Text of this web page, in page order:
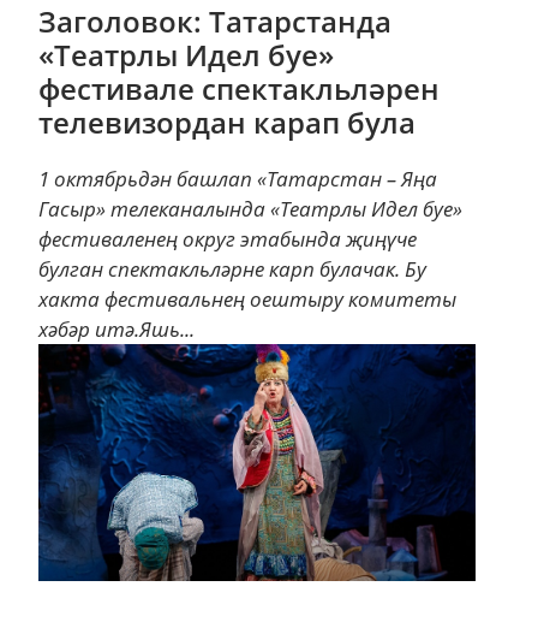
Заголовок: Татарстанда
«Театрлы Идел буе»
фестивале спектакльләрен
телевизордан карап була
1 октябрьдән башлап «Татарстан – Яңа
Гасыр» телеканалында «Театрлы Идел буе»
фестиваленең округ этабында җиңүче
булган спектакльләрне карп булачак. Бу
хакта фестивальнең оештыру комитеты
хәбәр итә.Яшь...